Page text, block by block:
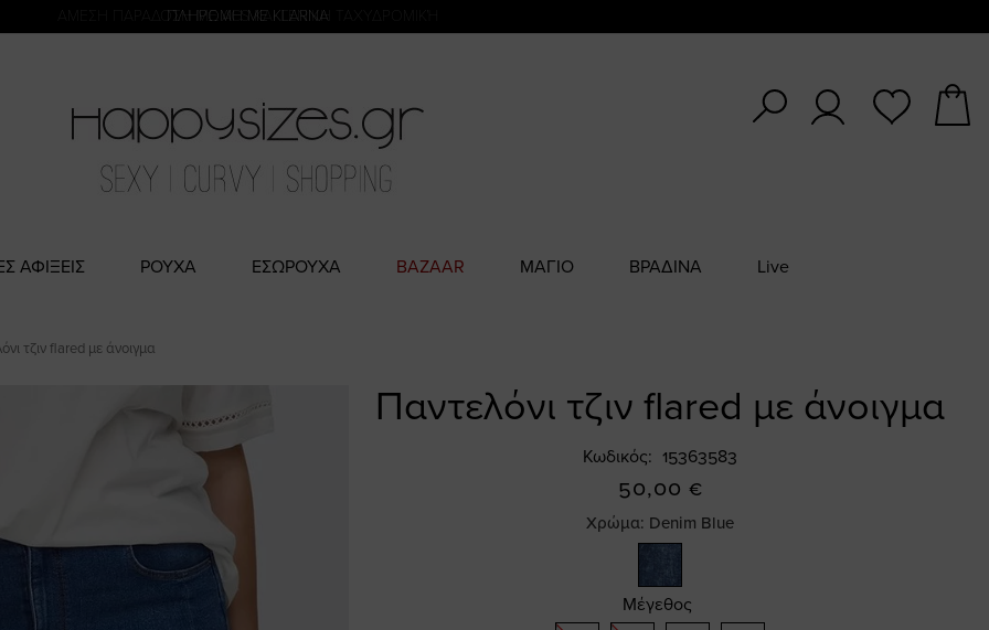
ΑΜΕΣΗ ΠΑΡΑΔΟΣΗ ΜΕ ACS ΚΑΙ ΓΕΝΙΚΗ ΤΑΧΥΔΡΟΜΙΚΉ
ΑΦΙΞΕΙΣ ΡΟΥΧΑ ΕΣΩΡΟΥΧΑ BAZAAR ΜΑΓΙΟ ΒΡΑΔΙΝΑ Live
τζιν flared με άνοιγμα
Παντελόνι τζιν flared με άνοιγμα
Κωδικός 15363583
50,00 €
Χρώμα: Denim Blue
Μέγεθος